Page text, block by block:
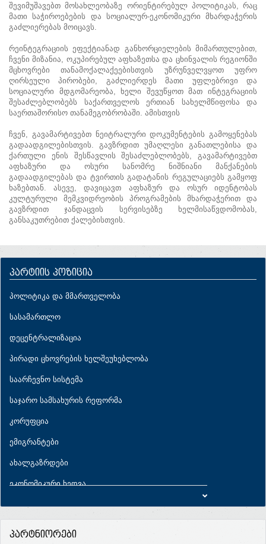
შევიმუშავებთ მოსახლეობაზე ორიენტირებულ პოლიტიკას, რაც
მათი საჭიროებების და სოციალურ-ეკონომიკური მხარდაჭერის
გაძლიერებას მოიცავს.
რეინტეგრაციის ეფექტიანად განხორციელების მიმართულებით,
ჩვენი მიზანია, ოკუპირებულ აფხაზეთსა და ცხინვალის რეგიონში
მცხოვრები თანამოქალაქეებისთვის უზრუნველვყოთ უფრო
ღირსეული პირობები, გაძლიერდეს მათი უფლებრივი და
სოციალური მდგომარეობა, ხელი შევუწყოთ მათ ინტეგრაციის
შესაძლებლობებს საქართველოს ერთიან სახელმწიფოსა და
საერთაშორისო თანამეგობრობაში. ამისთვის
ჩვენ, გავამარტივებთ ნეიტრალური დოკუმენტების გამოყენებას
გადაადგილებისთვის. გავზრდით უმაღლესი განათლებისა და
ქართული ენის შესწავლის შესაძლებლობებს, გავამარტივებთ
აფხაზური და ოსური სანომრე ნიშნიანი მანქანების
გადაადგილებას და ტვირთის გადატანის რეგულაციებს გამყოფ
ხაზებთან. ასევე, დავიცავთ აფხაზურ და ოსურ იდენტობას
კულტურული მემკვიდრეობის პროგრამების მხარდაჭერით და
გავზრდით ჯანდაცვის სერვისებზე ხელმისაწვდომობას,
განსაკუთრებით ქალებისთვის.
პარტიის პოზიცია
პოლიტიკა და მმართველობა
სასამართლო
დეცენტრალიზაცია
პირადი ცხოვრების ხელშეუხებლობა
საარჩევნო სისტემა
საჯარო სამსახურის რეფორმა
კორუფცია
ემიგრანტები
ახალგაზრდები
ეკონომიკური ხედვა
ეკონომიკური პარამეტრები
პარტნიორები